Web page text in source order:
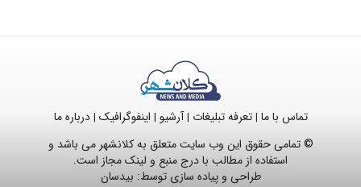
تماس با ما |تعرفه تبلیغات |آرشیو | اینفوگرافیک |درباره ما
© تمامی حقوق این وب سایت متعلق به کلانشهر می باشد و
استفاده از مطالب با درج منبع و لینک مجاز است.
طراحی و پیاده سازی توسط: بیدسان